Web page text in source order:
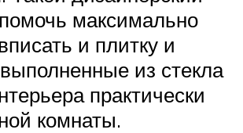
максимально
и плитку и
из стекла
практически
комнаты.